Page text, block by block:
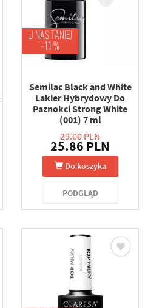
U NAS TANIEJ
-11 %
Semilac Black and White
Lakier Hybrydowy Do
Paznokci Strong White
(001) 7 ml
29.00 PLN
25.86 PLN
Do koszyka
PODGLĄD